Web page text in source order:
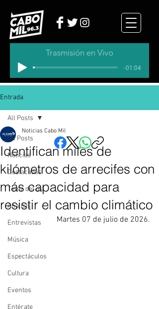
Trasmisión en Vivo
-01:04
Entrada
All Posts
Noticias
Destacados
Tema del dia
Analisis
Entrevistas
Música
Espectáculos
Cultura
Eventos
Entérate
All Posts
Identifican miles de
kilómetros de arrecifes con
más capacidad para
resistir el cambio climático
Noticias Cabo Mil
Martes 07 de julio de 2026.